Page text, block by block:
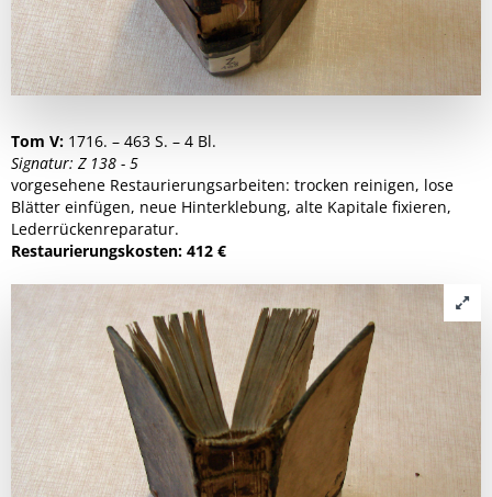
Tom V: 1716. – 463 S. – 4 Bl.
Signatur: Z 138 - 5
vorgesehene Restaurierungsarbeiten: trocken reinigen, lose
Blätter einfügen, neue Hinterklebung, alte Kapitale fixieren,
Lederrückenreparatur.
Restaurierungskosten: 412 €